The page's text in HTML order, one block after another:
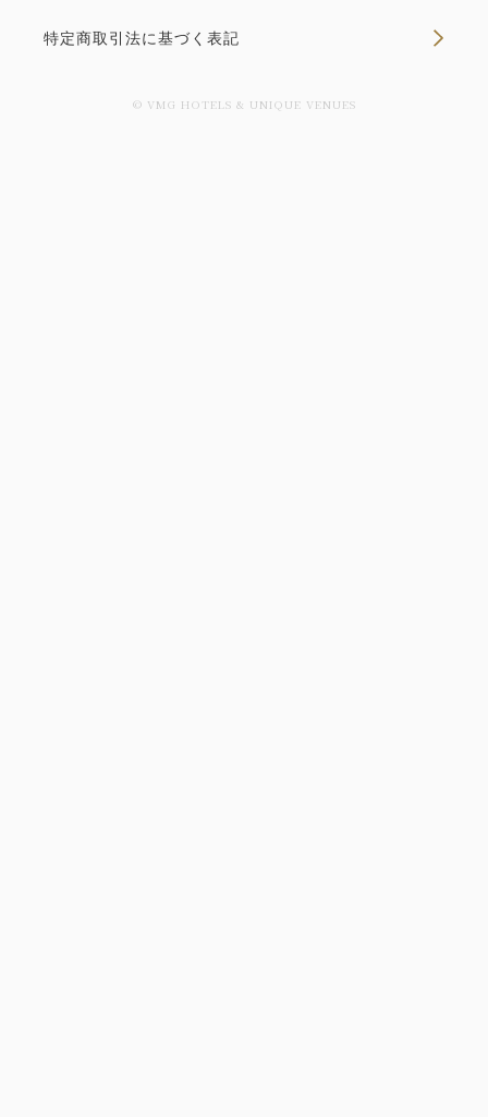
空室カレンダー
特定商取引法に基づく表記
© VMG HOTELS & UNIQUE VENUES